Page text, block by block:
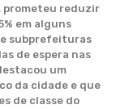
prometeu reduzir
em alguns
subprefeituras
de espera nas
um
da cidade e que
de classe do